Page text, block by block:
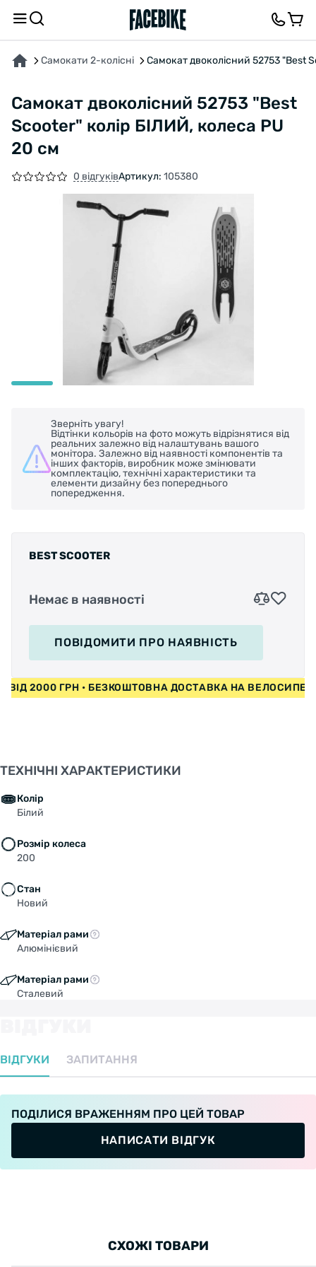
Самокати 2-колісні Самокат двоколісний 52753 "Best
Самокат двоколісний 52753 "Best
Scooter" колір БІЛИЙ, колеса PU
20 см
0 відгуківАртикул: 105380
Зверніть увагу!
Відтінки кольорів на фото можуть відрізнятися від
реальних залежно від налаштувань вашого
монітора. Залежно від наявності компонентів та
інших факторів, виробник може змінювати
комплектацію, технічні характеристики та
елементи дизайну без попереднього
попередження.
BEST SCOOTER
Немає в наявності
ПОВІДОМИТИ ПРО НАЯВНІСТЬ
ВІД 2000 ГРН • БЕЗКОШТОВНА ДОСТАВКА НА
ТЕХНІЧНІ ХАРАКТЕРИСТИКИ
Колір
Білий
Розмір колеса
200
Стан
Новий
Матеріал рами
Алюмінієвий
Матеріал рами
Сталевий
ВІДГУКИ ЗАПИТАННЯ
ПОДІЛИСЯ ВРАЖЕННЯМ ПРО ЦЕЙ ТОВАР
НАПИСАТИ ВІДГУК
ПРО ТОВАР ХАРАКТЕРИСТИКИВІДГУКИ ТА ЗАПИТАННЯ
СХОЖІ ТОВАРИ